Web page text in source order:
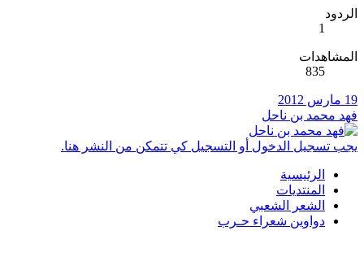
الردود
1
المشاهدات
835
19 مارس 2012
فهد محمد بن ناحل
يجب تسجيل الدخول أو التسجيل كي تتمكن من النشر هنا.
الرئيسية
المنتديات
الشعر الشعبي
دواوين شعراء حـرب